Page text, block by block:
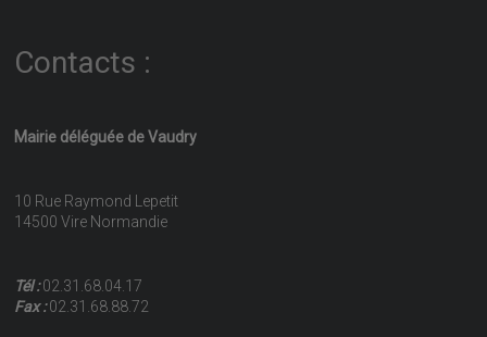
Contacts :
Mairie déléguée de Vaudry
10 Rue Raymond Lepetit
14500 Vire Normandie
Tél :02.31.68.04.17
Fax :02.31.68.88.72